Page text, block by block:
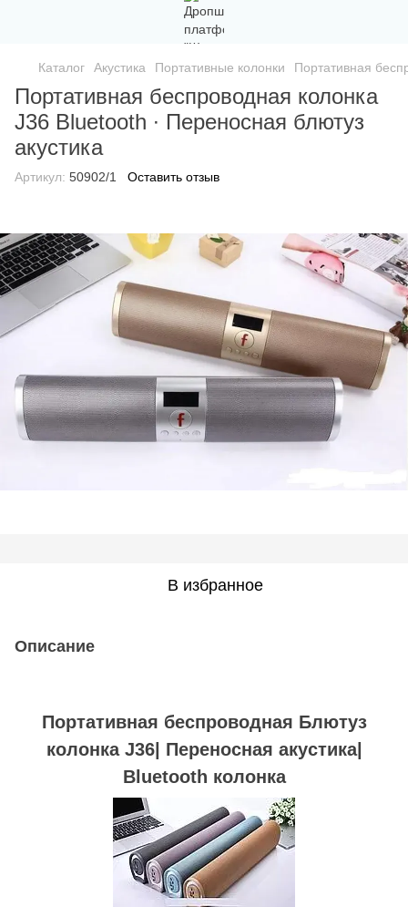
Каталог Акустика Портативные колонки Портативная
Портативная беспроводная колонка
J36 Bluetooth ∙ Переносная блютуз
акустика
Артикул: 50902/1 Оставить отзыв
В избранное
Описание
Портативная беспроводная Блютуз
колонка J36| Переносная акустика|
Bluetooth колонка